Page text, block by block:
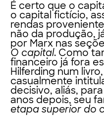
É certo que o
o capital fictício,
rendas
não da produção,
por Marx nas
O capital. Como
financeiro já fora
Hilferding num
casualmente
decisivo, aliás,
anos depois, seu
etapa superior do